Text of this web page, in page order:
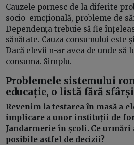
Cauzele pornesc de la diferite
socio-emoțională, probleme de
Dependența trebuie să fie
sănătate. Cauza consumului este
Dacă elevii n-ar avea de unde să
consuma. Simplu.
Problemele sistemului
educație, o listă fără
Revenim la testarea în masă a
implicare a unor instituții de
Jandarmerie în școli. Ce urmări
posibile astfel de decizii?